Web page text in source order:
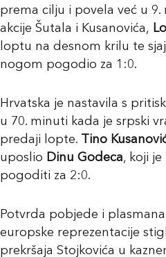
prema cilju i povela već u
akcije Šutala i Kusanovića,
loptu na desnom krilu te
nogom pogodio za 1:0.
Hrvatska je nastavila s
u 70. minuti kada je srpski
predaji lopte.
Tino
uposlio Dinu Godeca, koji
pogoditi za 2:0.
Potvrda pobjede i
europske reprezentacije
prekršaja Stojkovića u